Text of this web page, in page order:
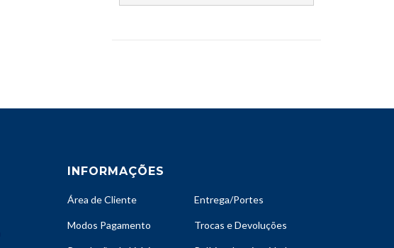
INFORMAÇÕES
Área de Cliente Entrega/Portes
Modos Pagamento Trocas e Devoluções